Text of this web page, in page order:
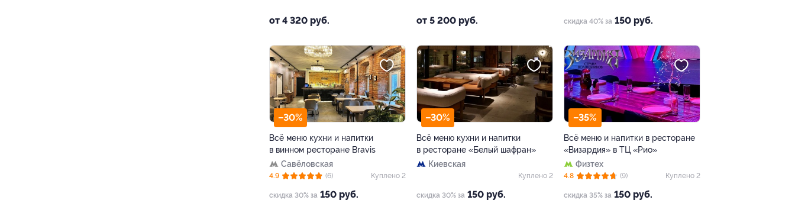
от 4 320 руб. от 5 200 руб. скидка 40% за 150 руб.
–30%
Всё меню кухни и напитки
в винном ресторане Bravis
Савёловская
скидка 30% за 150 руб.
4.9 (6) Куплено 2
–30%
Всё меню кухни и напитки
в ресторане «Белый шафран»
Киевская
скидка 30% за 150 руб.
Куплено 2
–35%
Всё меню и напитки в ресторане
«Визардия» в ТЦ «Рио»
Физтех
скидка 35% за 150 руб.
4.8 (9) Куплено 2